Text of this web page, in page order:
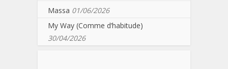
Massa 01/06/2026
My Way (Comme d’habitude)
30/04/2026